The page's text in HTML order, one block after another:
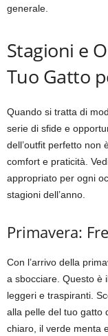
generale.
Stagioni e
Tuo Gatto
Quando si tratta di
serie di sfide e
dell’outfit perfetto non
comfort e praticità.
appropriato per ogni
stagioni dell’anno.
Primavera:
Con l’arrivo della
a sbocciare. Questo è
leggeri e traspiranti.
alla pelle del tuo gatto
chiaro, il verde menta